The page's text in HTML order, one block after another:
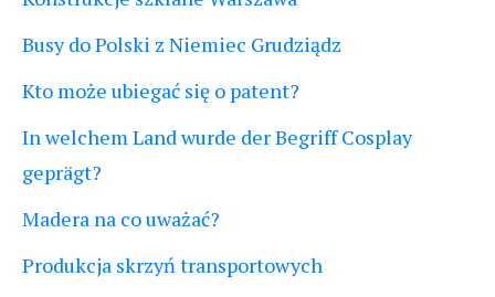
Busy do Polski z Niemiec Grudziądz
Kto może ubiegać się o patent?
In welchem Land wurde der Begriff Cosplay
geprägt?
Madera na co uważać?
Produkcja skrzyń transportowych